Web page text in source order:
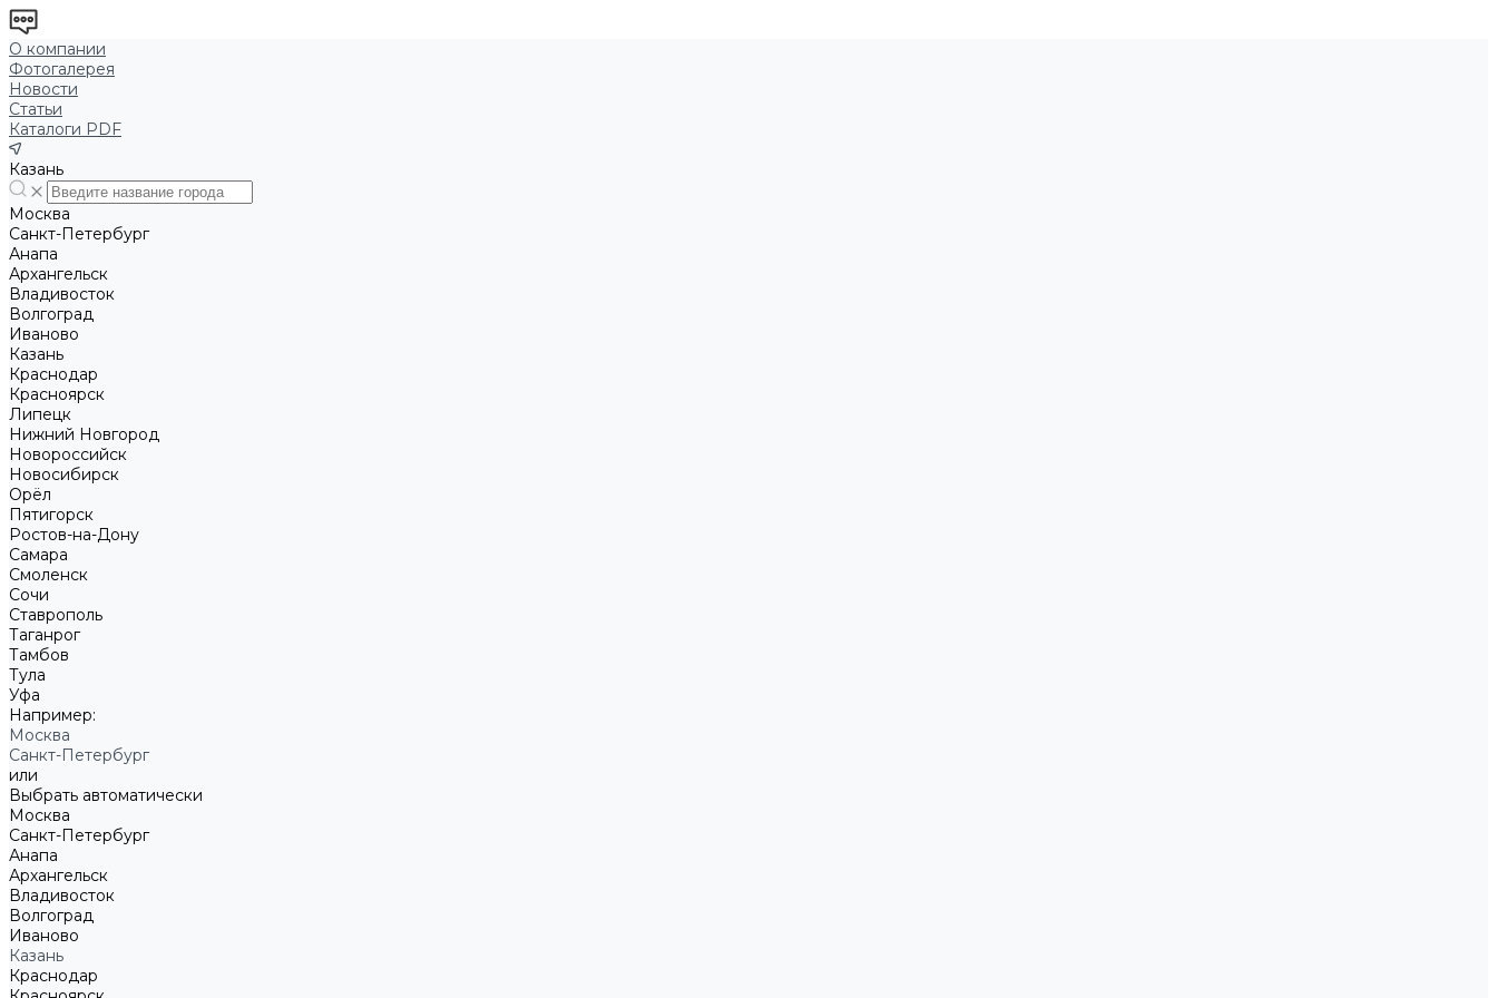
О компании
Фотогалерея
Новости
Статьи
Каталоги PDF
Казань
Москва
Санкт-Петербург
Анапа
Архангельск
Владивосток
Волгоград
Иваново
Казань
Краснодар
Красноярск
Липецк
Нижний Новгород
Новороссийск
Новосибирск
Орёл
Пятигорск
Ростов-на-Дону
Самара
Смоленск
Сочи
Ставрополь
Таганрог
Тамбов
Тула
Уфа
Например:
Москва
Санкт-Петербург
или
Выбрать автоматически
Москва
Санкт-Петербург
Анапа
Архангельск
Владивосток
Волгоград
Иваново
Казань
Краснодар